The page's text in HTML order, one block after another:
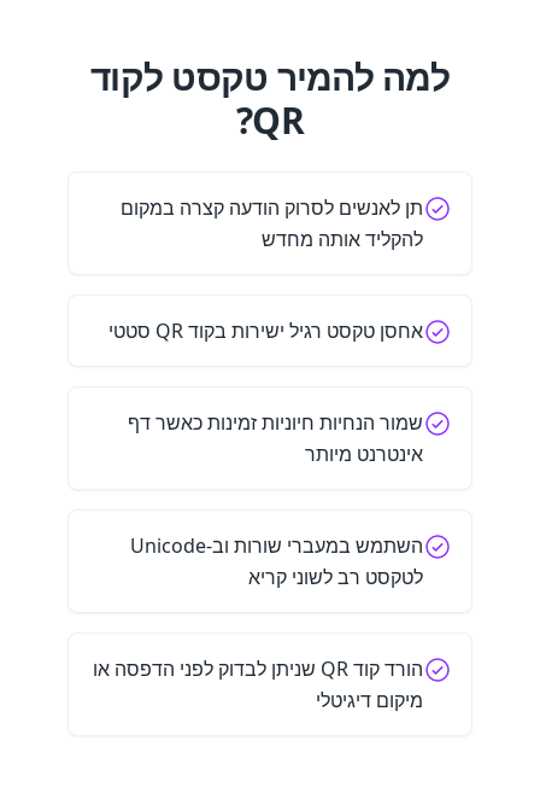
למה להמיר טקסט לקוד
QR?
תן לאנשים לסרוק הודעה קצרה במקום
להקליד אותה מחדש
אחסן טקסט רגיל ישירות בקוד QR סטטי
שמור הנחיות חיוניות זמינות כאשר דף
אינטרנט מיותר
השתמש במעברי שורות וב-Unicode
לטקסט רב לשוני קריא
הורד קוד QR שניתן לבדוק לפני הדפסה או
מיקום דיגיטלי